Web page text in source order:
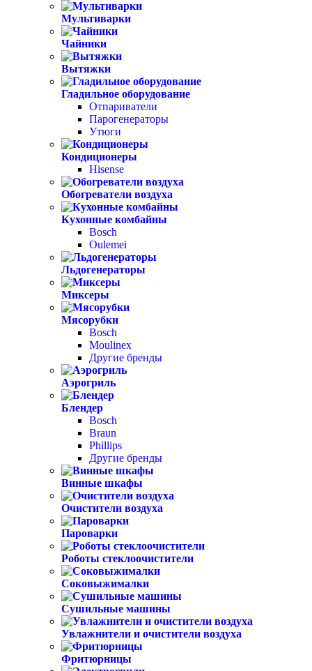
Мультиварки
Чайники
Вытяжки
Гладильное оборудование
Отпариватели
Парогенераторы
Утюги
Кондиционеры
Hisense
Обогреватели воздуха
Кухонные комбайны
Bosch
Oulemei
Льдогенераторы
Миксеры
Мясорубки
Bosch
Moulinex
Другие бренды
Аэрогриль
Блендер
Bosch
Braun
Phillips
Другие бренды
Винные шкафы
Очистители воздуха
Пароварки
Роботы стеклоочистители
Соковыжималки
Сушильные машины
Увлажнители и очистители воздуха
Фритюрницы